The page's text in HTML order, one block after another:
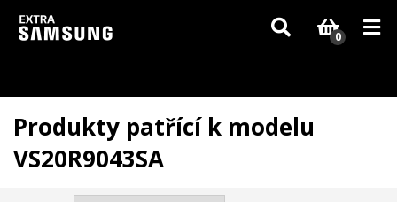
Vzhledem k aktuální situaci se může dodání dílů, které nejsou skladem,
zpozdit. Děkujeme za pochopení.
0
Produkty patřící k modelu
VS20R9043SA